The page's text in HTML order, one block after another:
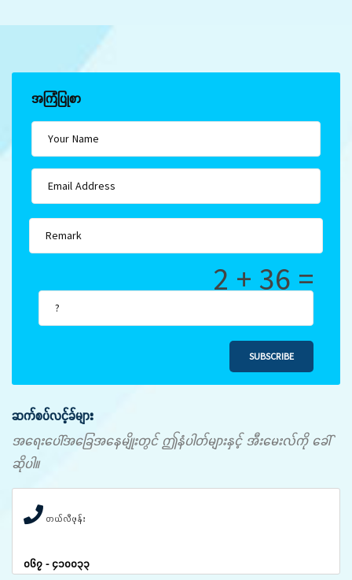
အကြံပြုစာ
2 + 36 =
SUBSCRIBE
ဆက်စပ်လင့်ခ်များ
အရေးပေါ်အခြေအနေမျိုးတွင် ဤနံပါတ်များနှင့် အီးမေးလ်ကို ခေါ်
ဆိုပါ။
တယ်လီဖုန်း
၀၆၇ - ၄၁၀၀၃၃